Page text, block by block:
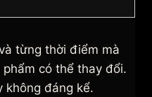
từng thời điểm mà
có thể thay đổi.
không đáng kể.